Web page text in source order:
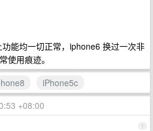
能均一切正常，iphone6 换过一次非
使用痕迹。
iPhone5c
+08:00
1